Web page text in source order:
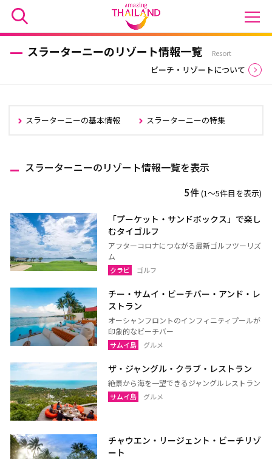
スラーターニーのリゾート情報一覧 Resort
ビーチ・リゾートについて
スラーターニーの基本情報 スラーターニーの特集
スラーターニーのリゾート情報一覧を表示
5件(1〜5件目を表示)
「プーケット・サンドボックス」で楽し
むタイゴルフ
アフターコロナにつながる最新ゴルフツーリズ
ム
クラビ ゴルフ
チー・サムイ・ビーチバー・アンド・レ
ストラン
オーシャンフロントのインフィニティプールが
印象的なビーチバー
サムイ島 グルメ
ザ・ジャングル・クラブ・レストラン
絶景から海を一望できるジャングルレストラン
サムイ島 グルメ
チャウエン・リージェント・ビーチリゾ
ート